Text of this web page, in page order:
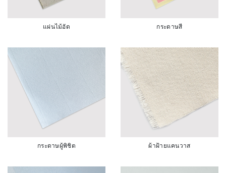
แผ่นไม้อัด กระดาษสี
กระดาษผู้พิชิต ผ้าฝ้ายแคนวาส